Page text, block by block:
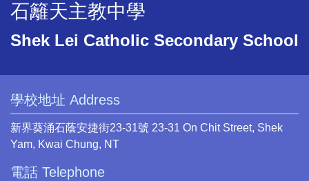
石籬天主教中學
Shek Lei Catholic Secondary School
學校地址 Address
新界葵涌石蔭安捷街23-31號 23-31 On Chit Street, Shek
Yam, Kwai Chung, NT
電話 Telephone